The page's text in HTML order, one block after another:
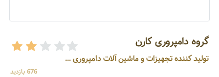
گروه دامپروری کارن
تولید کننده تجهیزات و ماشین آلات دامپروری ...
676 بازدید